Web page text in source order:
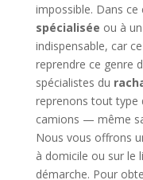
impossible. Dans ce
spécialisée ou à
indispensable, car
reprendre ce genre
spécialistes du
reprenons tout type
camions — même
Nous vous offrons
à domicile ou sur le
démarche. Pour